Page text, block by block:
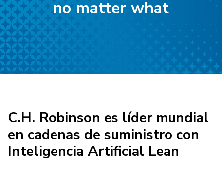
no matter what
C.H. Robinson es líder mundial
en cadenas de suministro con
Inteligencia Artificial Lean